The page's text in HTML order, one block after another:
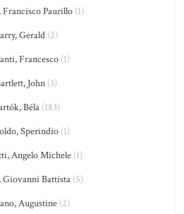
Francisco Paurillo (1)
Gerald (2)
Francesco(1)
John (3)
Béla(183)
Sperindio(1)
Angelo Michele(1)
Giovanni Battista(5)
Augustine(2)